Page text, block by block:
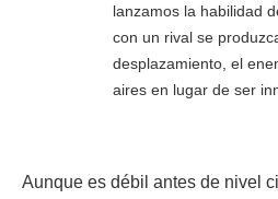
lanzamos la habilidad
con un rival se
desplazamiento, el
aires en lugar de ser
Aunque es débil antes de nivel